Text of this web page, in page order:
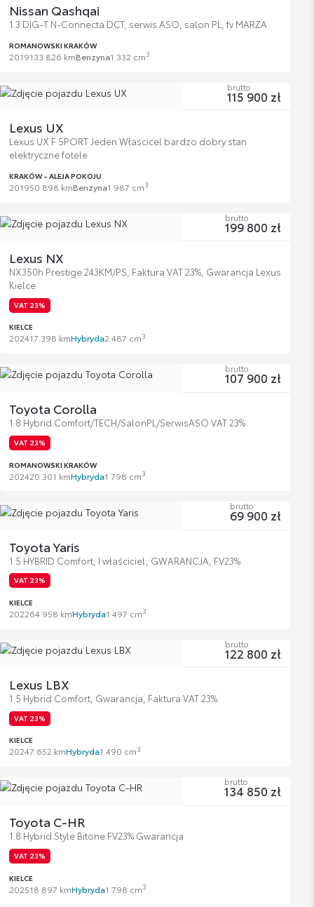
Nissan Qashqai
1.3 DIG-T N-Connecta DCT, serwis ASO, salon PL, fv MARŻA
ROMANOWSKI KRAKÓW
2019133 826 kmBenzyna1 332 cm3
Lexus UX
Lexus UX F SPORT Jeden Włascicel bardzo dobry stan
elektryczne fotele
KRAKÓW - ALEJA POKOJU
201950 898 kmBenzyna1 987 cm3
brutto
115 900 zł
Lexus NX
NX350h Prestige 243KM/PS, Faktura VAT 23%, Gwarancja Lexus
Kielce
VAT 23%
KIELCE
202417 398 kmHybryda2 487 cm3
brutto
199 800 zł
Toyota Corolla
1.8 Hybrid Comfort/TECH/SalonPL/SerwisASO VAT 23%
VAT 23%
ROMANOWSKI KRAKÓW
202420 301 kmHybryda1 798 cm3
brutto
107 900 zł
Toyota Yaris
1.5 HYBRID Comfort, I właściciel, GWARANCJA, FV23%
VAT 23%
KIELCE
202264 958 kmHybryda1 497 cm3
brutto
69 900 zł
Lexus LBX
1.5 Hybrid Comfort, Gwarancja, Faktura VAT 23%
VAT 23%
KIELCE
20247 652 kmHybryda1 490 cm3
brutto
122 800 zł
Toyota C-HR
1.8 Hybrid Style Bitone FV23% Gwarancja
VAT 23%
KIELCE
202518 897 kmHybryda1 798 cm3
brutto
134 850 zł